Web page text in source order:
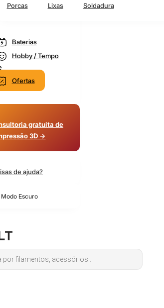
Porcas
Lixas Soldadura
Baterias
Hobby / Tempo
Ofertas
gratuita de
3D →
de ajuda?
Escuro